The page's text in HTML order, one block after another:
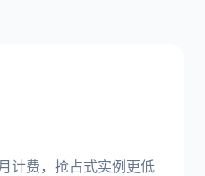
计费，抢占式实例更低